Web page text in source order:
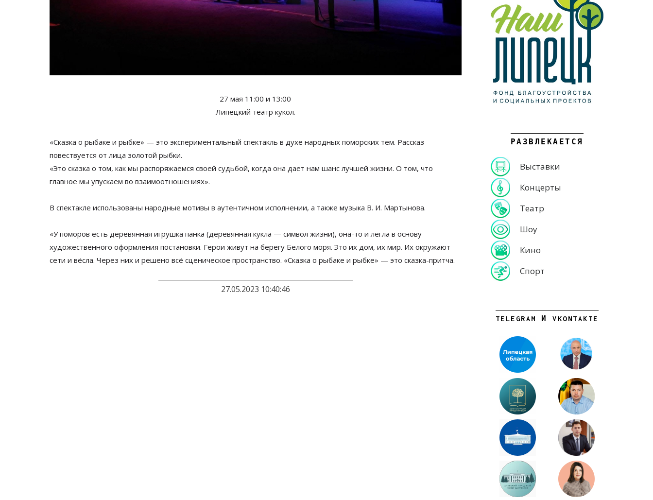
27 мая 11:00 и 13:00
Липецкий театр кукол.
«Сказка о рыбаке и рыбке» — это экспериментальный спектакль в духе народных поморских тем. Рассказ
повествуется от лица золотой рыбки.
«Это сказка о том, как мы распоряжаемся своей судьбой, когда она дает нам шанс лучшей жизни. О том, что
главное мы упускаем во взаимоотношениях».
В спектакле использованы народные мотивы в аутентичном исполнении, а также музыка В. И. Мартынова.
«У поморов есть деревянная игрушка панка (деревянная кукла — символ жизни), она-то и легла в основу
художественного оформления постановки. Герои живут на берегу Белого моря. Это их дом, их мир. Их окружают
сети и вёсла. Через них и решено всё сценическое пространство. «Сказка о рыбаке и рыбке» — это сказка-притча.
27.05.2023 10:40:46
РАЗВЛЕКАЕТСЯ
Выставки
Концерты
Театр
Шоу
Кино
Спорт
TELEGRAM И VKONTAKTE